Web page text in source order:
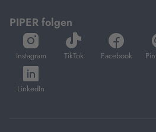
PIPER folgen
Instagram
öffnet
in
neuem
Tab
TikTok
öffnet
in
Facebook
öffnet
in
LinkedIn
öffnet
in